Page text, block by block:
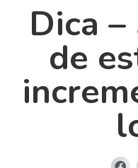
Dica
de